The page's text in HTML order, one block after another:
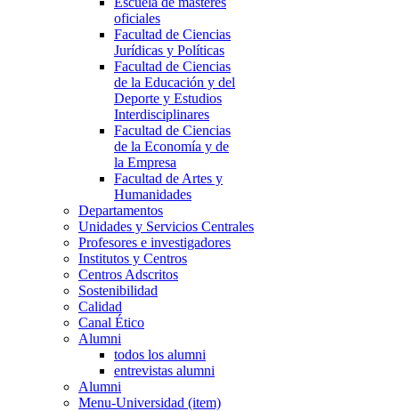
oficiales
Facultad de Ciencias
Jurídicas y Políticas
Facultad de Ciencias
de la Educación y del
Deporte y Estudios
Interdisciplinares
Facultad de Ciencias
de la Economía y de
la Empresa
Facultad de Artes y
Humanidades
Departamentos
Unidades y Servicios Centrales
Profesores e investigadores
Institutos y Centros
Centros Adscritos
Sostenibilidad
Calidad
Canal Ético
Alumni
todos los alumni
entrevistas alumni
Alumni
Menu-Universidad (item)